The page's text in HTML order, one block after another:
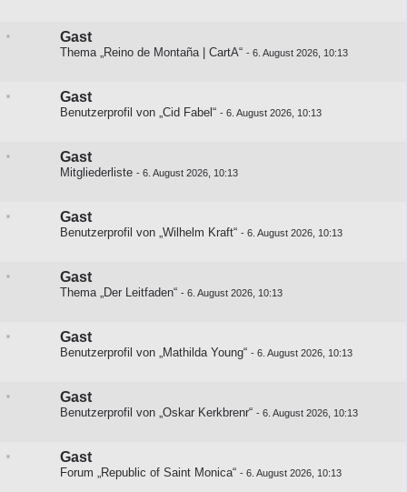
Gast
Thema „Reino de Montaña | CartA“ - 6. August 2026, 10:13
Gast
Benutzerprofil von „Cid Fabel“ - 6. August 2026, 10:13
Gast
Mitgliederliste - 6. August 2026, 10:13
Gast
Benutzerprofil von „Wilhelm Kraft“ - 6. August 2026, 10:13
Gast
Thema „Der Leitfaden“ - 6. August 2026, 10:13
Gast
Benutzerprofil von „Mathilda Young“ - 6. August 2026, 10:13
Gast
Benutzerprofil von „Oskar Kerkbrenr“ - 6. August 2026, 10:13
Gast
Forum „Republic of Saint Monica“ - 6. August 2026, 10:13